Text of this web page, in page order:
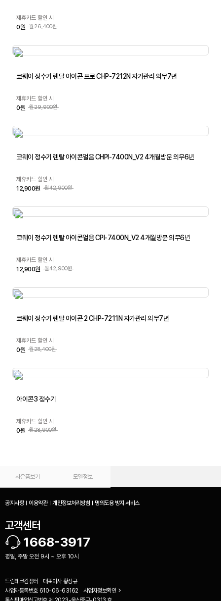
제휴카드 할인 시
0원 월26,400원
코웨이 정수기 렌탈 아이콘 프로 CHP-7212N 자가관리 의무7년
제휴카드 할인 시
0원 월29,900원
코웨이 정수기 렌탈 아이콘얼음 CHPI-7400N_V2 4개월방문 의무6년
제휴카드 할인 시
12,900원 월42,900원
코웨이 정수기 렌탈 아이콘얼음 CPI-7400N_V2 4개월방문 의무6년
제휴카드 할인 시
12,900원 월42,900원
코웨이 정수기 렌탈 아이콘 2 CHP-7211N 자가관리 의무7년
제휴카드 할인 시
0원 월28,400원
아이콘3 정수기
제휴카드 할인 시
0원 월28,900원
사은품보기 모델정보
공지사항 이용약관 개인정보처리방침 명의도용 방지 서비스
고객센터
1668-3917
평일, 주말 오전 9시 ~ 오후 10시
드림테크컴퓨터 대표이사 황성규
사업자등록번호 610-06-63162
사업자정보확인
비교하기(0)